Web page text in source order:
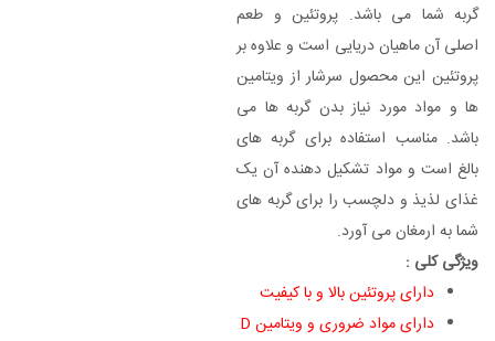
گربه شما می باشد. پروتئین و طعم
اصلی آن ماهیان دریایی است و علاوه بر
پروتئین این محصول سرشار از ویتامین
ها و مواد مورد نیاز بدن گربه ها می
باشد. مناسب استفاده برای گربه های
بالغ است و مواد تشکیل دهنده آن یک
غذای لذیذ و دلچسب را برای گربه های
شما به ارمغان می آورد.
ویژگی کلی :
دارای پروتئین بالا و با کیفیت
دارای مواد ضروری و ویتامین D